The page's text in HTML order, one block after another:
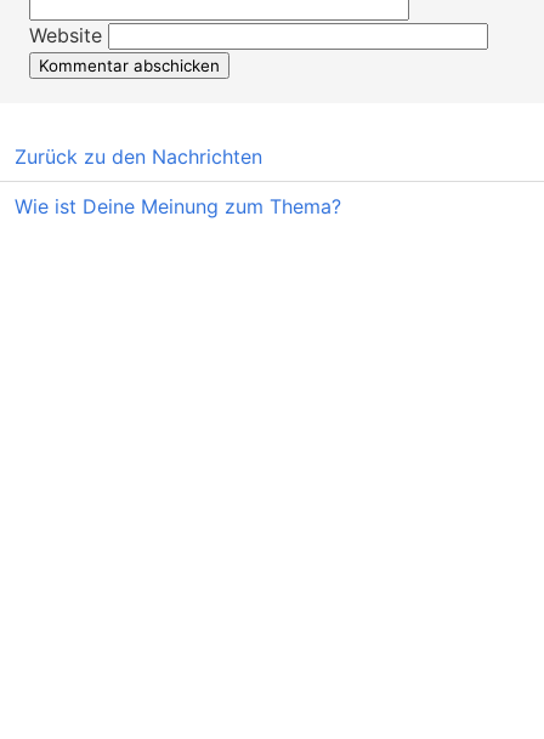
Website
Zurück zu den Nachrichten
Wie ist Deine Meinung zum Thema?